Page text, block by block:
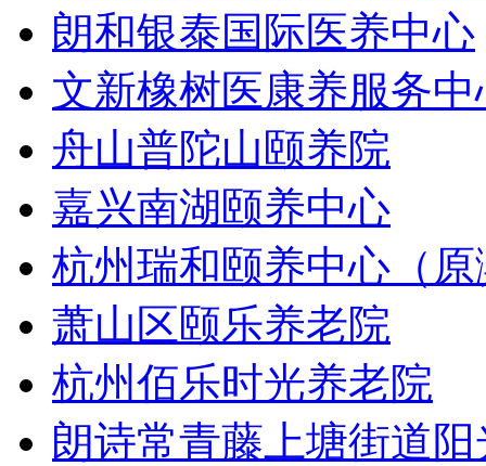
朗和银泰国际医养中心
文新橡树医康养服务中
舟山普陀山颐养院
嘉兴南湖颐养中心
杭州瑞和颐养中心（
萧山区颐乐养老院
杭州佰乐时光养老院
朗诗常青藤上塘街道